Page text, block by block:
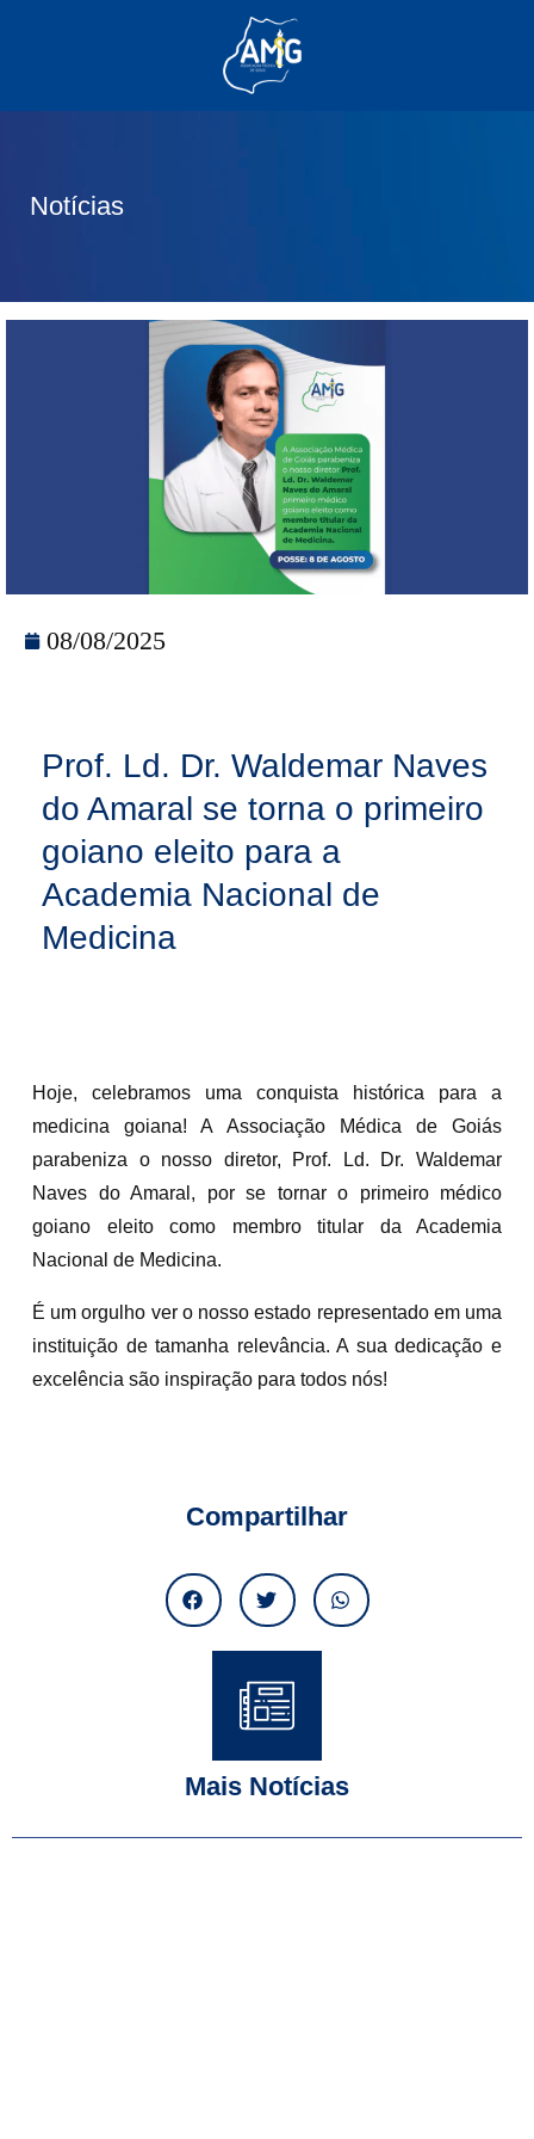
Notícias
08/08/2025
Prof. Ld. Dr. Waldemar Naves
do Amaral se torna o primeiro
goiano eleito para a
Academia Nacional de
Medicina
Hoje, celebramos uma conquista histórica para a
medicina goiana! A Associação Médica de Goiás
parabeniza o nosso diretor, Prof. Ld. Dr. Waldemar
Naves do Amaral, por se tornar o primeiro médico
goiano eleito como membro titular da Academia
Nacional de Medicina.
É um orgulho ver o nosso estado representado em uma
instituição de tamanha relevância. A sua dedicação e
excelência são inspiração para todos nós!
Compartilhar
Mais Notícias